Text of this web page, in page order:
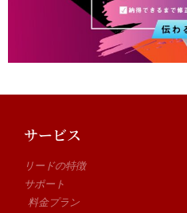
サービス
リードの特徴
サポート
料金プラン